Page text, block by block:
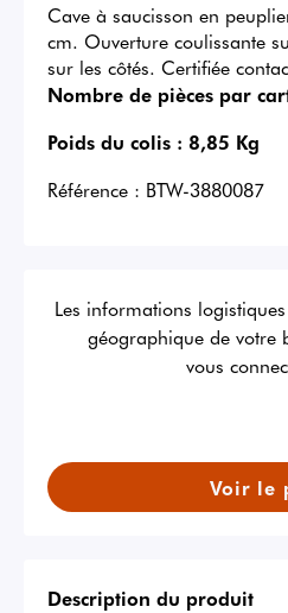
Cave à saucisson en
cm. Ouverture coulissante
sur les côtés. Certifiée
Nombre de pièces par
Poids du colis : 8,85 Kg
Référence : BTW-3880087
Les informations
géographique de votre
vous
Voir le
Description du produit